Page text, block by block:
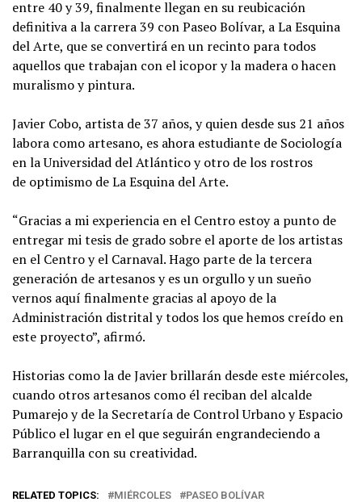
entre 40 y 39, finalmente llegan en su reubicación
definitiva a la carrera 39 con Paseo Bolívar, a La Esquina
del Arte, que se convertirá en un recinto para todos
aquellos que trabajan con el icopor y la madera o hacen
muralismo y pintura.
Javier Cobo, artista de 37 años, y quien desde sus 21 años
labora como artesano, es ahora estudiante de Sociología
en la Universidad del Atlántico y otro de los rostros
de optimismo de La Esquina del Arte.
“Gracias a mi experiencia en el Centro estoy a punto de
entregar mi tesis de grado sobre el aporte de los artistas
en el Centro y el Carnaval. Hago parte de la tercera
generación de artesanos y es un orgullo y un sueño
vernos aquí finalmente gracias al apoyo de la
Administración distrital y todos los que hemos creído en
este proyecto”, afirmó.
Historias como la de Javier brillarán desde este miércoles,
cuando otros artesanos como él reciban del alcalde
Pumarejo y de la Secretaría de Control Urbano y Espacio
Público el lugar en el que seguirán engrandeciendo a
Barranquilla con su creatividad.
RELATED TOPICS: MIÉRCOLES PASEO BOLÍVAR